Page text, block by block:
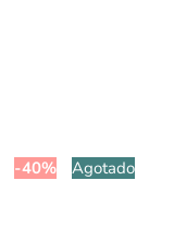
-40% Agotado